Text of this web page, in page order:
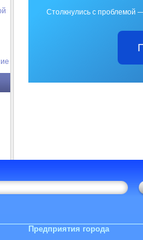
Столкнулись с проблемой
Предприятия города